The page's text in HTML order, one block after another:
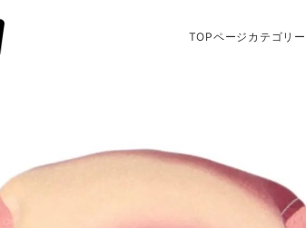
TOPページ カテゴリー